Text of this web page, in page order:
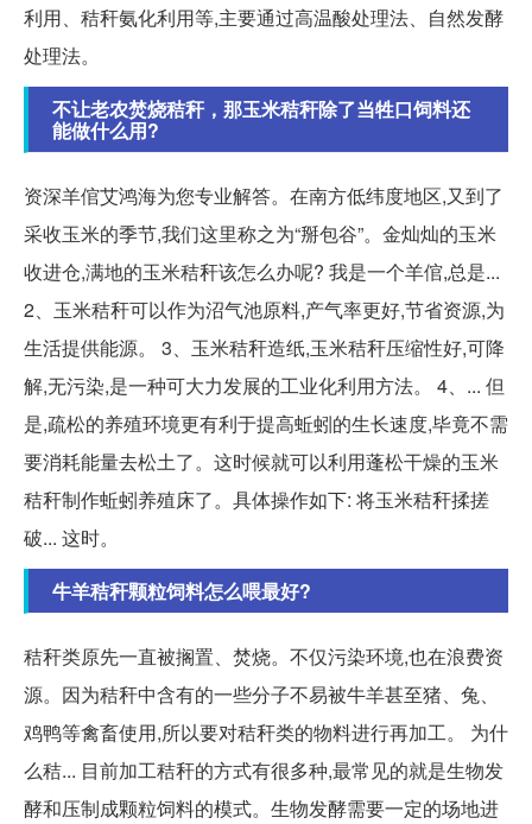
利用、秸秆氨化利用等,主要通过高温酸处理法、自然发酵
处理法。
不让老农焚烧秸秆，那玉米秸秆除了当牲口饲料还
能做什么用?
资深羊倌艾鸿海为您专业解答。在南方低纬度地区,又到了
采收玉米的季节,我们这里称之为“掰包谷”。金灿灿的玉米
收进仓,满地的玉米秸秆该怎么办呢? 我是一个羊倌,总是...
2、玉米秸秆可以作为沼气池原料,产气率更好,节省资源,为
生活提供能源。 3、玉米秸秆造纸,玉米秸秆压缩性好,可降
解,无污染,是一种可大力发展的工业化利用方法。 4、... 但
是,疏松的养殖环境更有利于提高蚯蚓的生长速度,毕竟不需
要消耗能量去松土了。这时候就可以利用蓬松干燥的玉米
秸秆制作蚯蚓养殖床了。具体操作如下: 将玉米秸秆揉搓
破... 这时。
牛羊秸秆颗粒饲料怎么喂最好?
秸秆类原先一直被搁置、焚烧。不仅污染环境,也在浪费资
源。因为秸秆中含有的一些分子不易被牛羊甚至猪、兔、
鸡鸭等禽畜使用,所以要对秸秆类的物料进行再加工。 为什
么秸... 目前加工秸秆的方式有很多种,最常见的就是生物发
酵和压制成颗粒饲料的模式。生物发酵需要一定的场地进